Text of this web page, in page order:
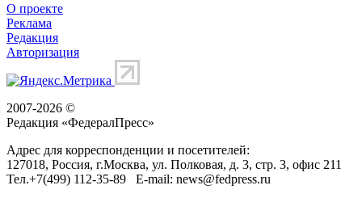
О проекте
Реклама
Редакция
Авторизация
2007-2026 ©
Редакция «ФедералПресс»
Адрес для корреспонденции и посетителей:
127018, Россия, г.Москва, ул. Полковая, д. 3, стр. 3, офис 211
Тел.+7(499) 112-35-89 E-mail: news@fedpress.ru